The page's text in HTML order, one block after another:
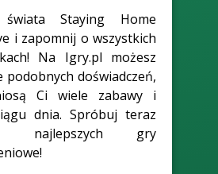
Staying Home
i zapomnij o wszystkich
Na Igry.pl możesz
podobnych doświadczeń,
Ci wiele zabawy i
dnia. Spróbuj teraz
najlepszych gry